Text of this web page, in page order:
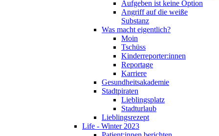
Aufgeben ist keine Option
Angriff auf die weiße
Substanz
Was macht eigentlich?
Moin
Tschüss
Kinderreporter:innen
Reportage
Karriere
Gesundheitsakademie
Stadtpiraten
Lieblingsplatz
Stadturlaub
Lieblingsrezept
Life - Winter 2023